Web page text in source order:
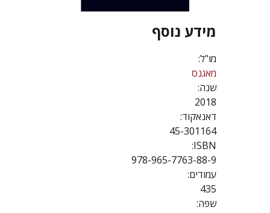
מידע נוסף
מו"ל:
מאגנס
שנה:
2018
דאנאקוד:
45-301164
ISBN:
978-965-7763-88-9
עמודים:
435
שפה: